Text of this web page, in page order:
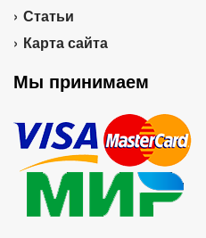
Статьи
Карта сайта
Мы принимаем